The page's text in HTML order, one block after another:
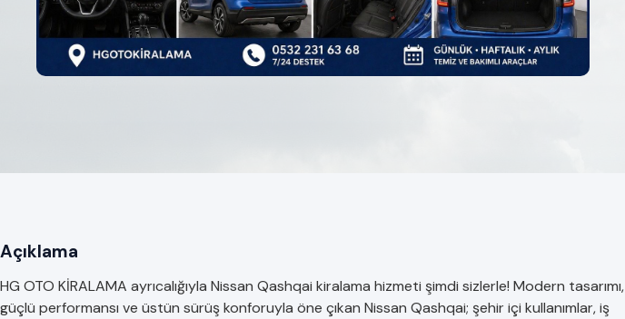
Açıklama
HG OTO KİRALAMA ayrıcalığıyla Nissan Qashqai kiralama hizmeti şimdi sizlerle! Modern tasarımı,
güçlü performansı ve üstün sürüş konforuyla öne çıkan Nissan Qashqai; şehir içi kullanımlar, iş